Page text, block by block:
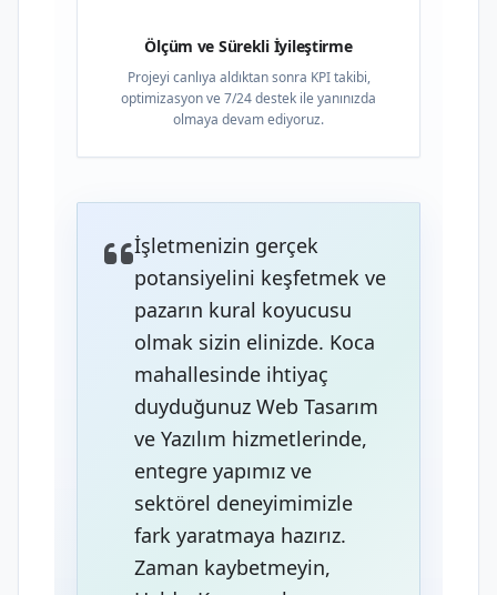
Ölçüm ve Sürekli İyileştirme
Projeyi canlıya aldıktan sonra KPI takibi,
optimizasyon ve 7/24 destek ile yanınızda
olmaya devam ediyoruz.
İşletmenizin gerçek
potansiyelini keşfetmek ve
pazarın kural koyucusu
olmak sizin elinizde. Koca
mahallesinde ihtiyaç
duyduğunuz Web Tasarım
ve Yazılım hizmetlerinde,
entegre yapımız ve
sektörel deneyimimizle
fark yaratmaya hazırız.
Zaman kaybetmeyin,